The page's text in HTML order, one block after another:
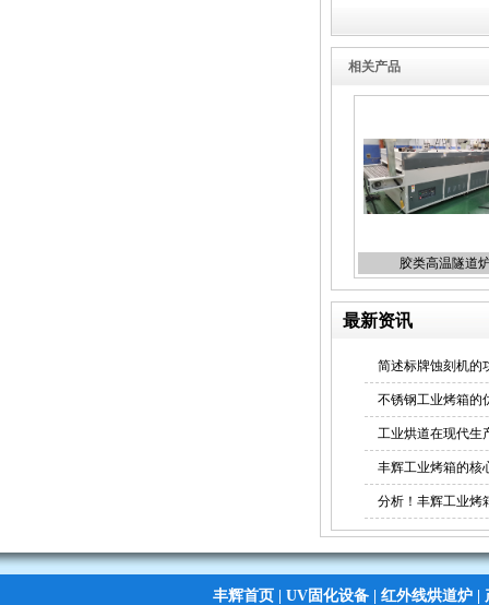
相关产品
胶类高温隧道
最新资讯
简述标牌蚀刻机的
不锈钢工业烤箱的
工业烘道在现代生
丰辉工业烤箱的核
分析！丰辉工业烤
丰辉首页| UV固化设备| 红外线烘道炉|